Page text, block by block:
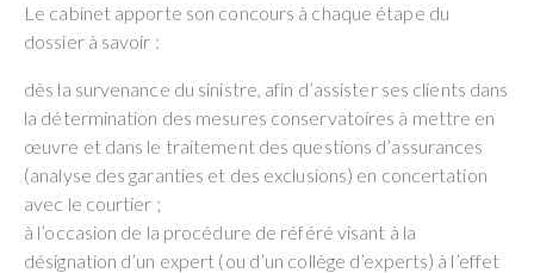
Le cabinet apporte son concours à chaque étape du
dossier à savoir :
dès la survenance du sinistre, afin d’assister ses clients dans
la détermination des mesures conservatoires à mettre en
œuvre et dans le traitement des questions d’assurances
(analyse des garanties et des exclusions) en concertation
avec le courtier ;
à l’occasion de la procédure de référé visant à la
désignation d’un expert (ou d’un collège d’experts) à l’effet